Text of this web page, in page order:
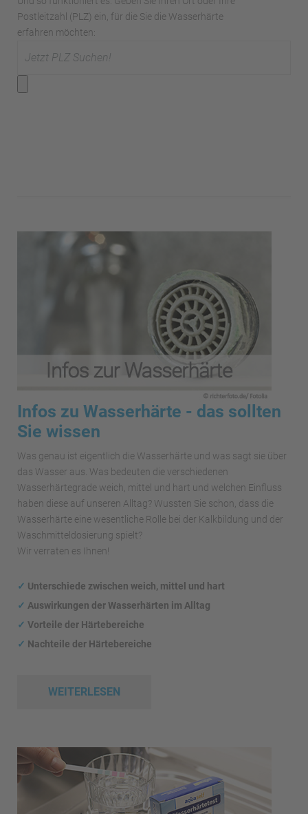
Postleitzahl (PLZ) ein, für die Sie die Wasserhärte
erfahren möchten:
Infos zu Wasserhärte - das sollten
Sie wissen
Was genau ist eigentlich die Wasserhärte und was sagt sie über
das Wasser aus. Was bedeuten die verschiedenen
Wasserhärtegrade weich, mittel und hart und welchen Einfluss
haben diese auf unseren Alltag? Wussten Sie schon, dass die
Wasserhärte eine wesentliche Rolle bei der Kalkbildung und der
Waschmitteldosierung spielt?
Wir verraten es Ihnen!
✓ Unterschiede zwischen weich, mittel und hart
✓ Auswirkungen der Wasserhärten im Alltag
✓ Vorteile der Härtebereiche
✓ Nachteile der Härtebereiche
WEITERLESEN